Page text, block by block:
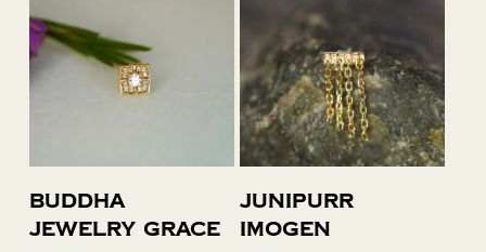
Toevoegen
aan
Buddha
Jewelry Grace
Toevoegen
aan
Junipurr
Imogen